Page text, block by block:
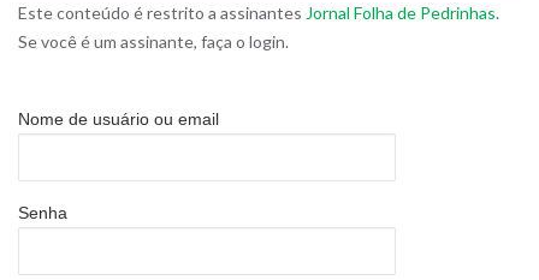
Este conteúdo é restrito a assinantes Jornal Folha de Pedrinhas.
Se você é um assinante, faça o login.
Nome de usuário ou email
Senha